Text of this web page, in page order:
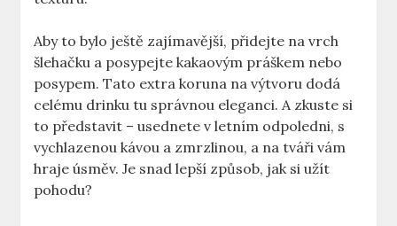
Aby to bylo ještě zajímavější, přidejte na vrch
šlehačku a posypejte kakaovým práškem nebo
posypem. Tato extra koruna na výtvoru dodá
celému drinku tu správnou eleganci. A zkuste si
to představit – usednete v letním odpoledni, ⁣s
vychlazenou kávou a zmrzlinou, a na tváři vám
hraje úsměv.⁢ Je⁤ snad lepší způsob, jak si užít
pohodu?